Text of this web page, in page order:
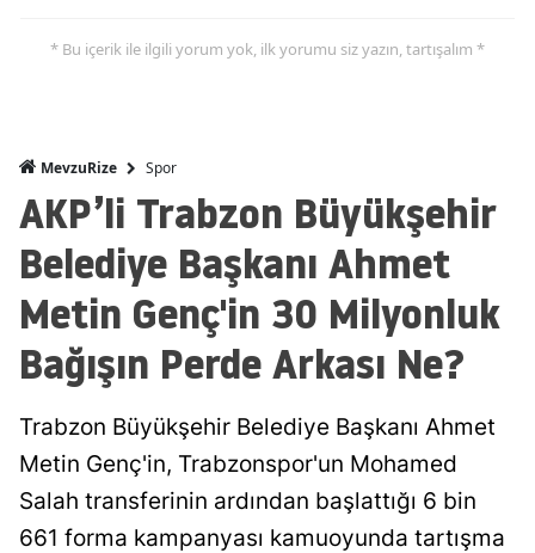
* Bu içerik ile ilgili yorum yok, ilk yorumu siz yazın, tartışalım *
MevzuRize Spor
AKP’li Trabzon Büyükşehir
Belediye Başkanı Ahmet
Metin Genç'in 30 Milyonluk
Bağışın Perde Arkası Ne?
Trabzon Büyükşehir Belediye Başkanı Ahmet
Metin Genç'in, Trabzonspor'un Mohamed
Salah transferinin ardından başlattığı 6 bin
661 forma kampanyası kamuoyunda tartışma